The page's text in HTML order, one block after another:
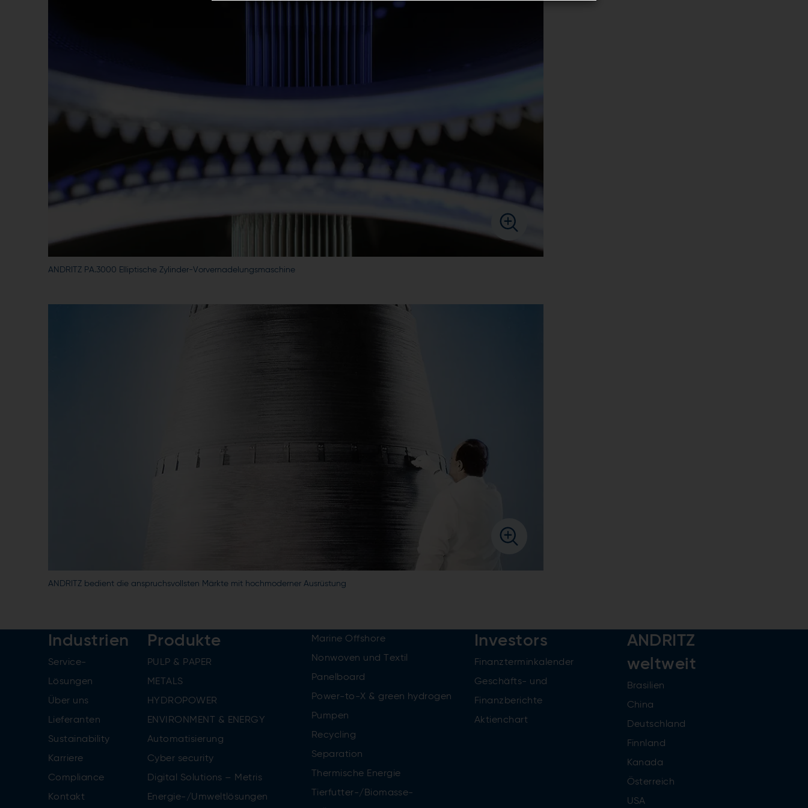
ANDRITZ PA.3000 Elliptische Zylinder-Vorvernadelungsmaschine
ANDRITZ bedient die anspruchsvollsten Märkte mit hochmoderner Ausrüstung
Industrien
Service-
Lösungen
Über uns
Lieferanten
Sustainability
Karriere
Compliance
Kontakt
Produkte
PULP & PAPER
METALS
HYDROPOWER
ENVIRONMENT & ENERGY
Automatisierung
Cyber security
Digital Solutions – Metris
Energie-/Umweltlösungen
Marine Offshore
Nonwoven und Textil
Panelboard
Power-to-X & green hydrogen
Pumpen
Recycling
Separation
Thermische Energie
Tierfutter-/Biomasse-
Investors
Finanzterminkalender
Geschäfts- und
Finanzberichte
Aktienchart
ANDRITZ
weltweit
Brasilien
China
Deutschland
Finnland
Kanada
Österreich
USA